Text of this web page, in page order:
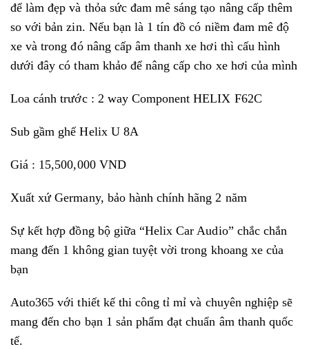
để làm đẹp và thỏa sức đam mê sáng tạo nâng cấp thêm
so với bản zin. Nếu bạn là 1 tín đồ có niềm đam mê độ
xe và trong đó nâng cấp âm thanh xe hơi thì cấu hình
dưới đây có tham khảo để nâng cấp cho xe hơi của mình
Loa cánh trước : 2 way Component HELIX F62C
Sub gầm ghế Helix U 8A
Giá : 15,500,000 VND
Xuất xứ Germany, bảo hành chính hãng 2 năm
Sự kết hợp đồng bộ giữa “Helix Car Audio” chắc chắn
mang đến 1 không gian tuyệt vời trong khoang xe của
bạn
Auto365 với thiết kế thi công tỉ mỉ và chuyên nghiệp sẽ
mang đến cho bạn 1 sản phẩm đạt chuẩn âm thanh quốc
tế.